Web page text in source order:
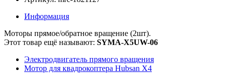
Информация
Моторы прямое/обратное вращение (2шт).
Этот товар ещё называют: SYMA-X5UW-06
Электродвигатель прямого вращения
Мотор для квадрокоптера Hubsan X4